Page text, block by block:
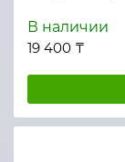
В наличии
19 400 ₸